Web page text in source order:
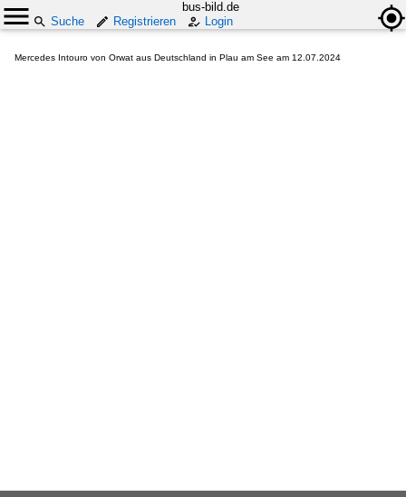
bus-bild.de
Suche
Registrieren Login
Mercedes Intouro von Orwat aus Deutschland in Plau am See am 12.07.2024